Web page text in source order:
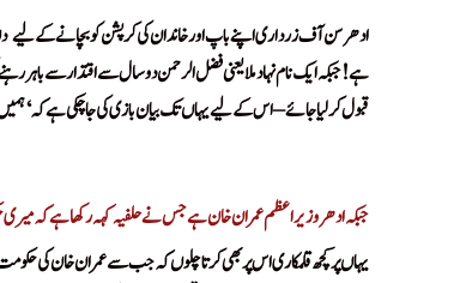
ادھر سن آف زرداری اپنے باپ اور خاندان کی کرپشن کو بچانے کے لیے!
ہے! جبکہ ایک نام نہاد ملا یعنی فضل الرحمن دو سال سے اقتدار سے باہر
قبول کر لیا جائے – اس کے لیے یہاں تک بیان بازی کی جا چکی ہےکہ
جبکہ ادھر وزیراعظم عمران خان ہے جس نے حلفیہ کہہ رکھا ہے کہ میری
یہاں پر کچھ قلمکاری اس پر بھی کرتا چلوں کہ جب سے عمران خان کی